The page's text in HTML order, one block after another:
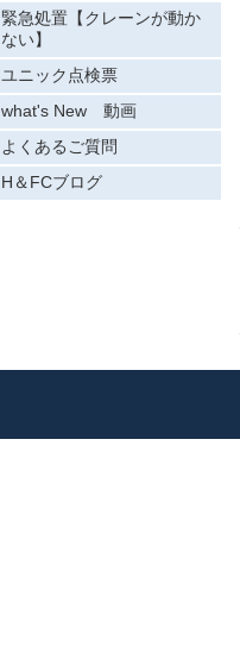
緊急処置【クレーンが動か
ない】
ユニック点検票
what's New 動画
よくあるご質問
H＆FCブログ